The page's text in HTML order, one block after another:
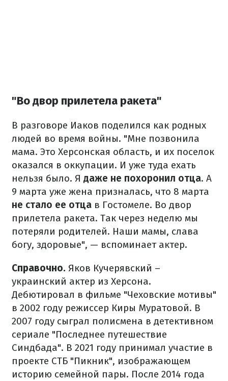
"Во двор прилетела ракета"
В разговоре Иаков поделился как родных
людей во время войны. "Мне позвонила
мама. Это Херсонская область, и их поселок
оказался в оккупации. И уже туда ехать
нельзя было. Я даже не похоронил отца. А
9 марта уже жена призналась, что 8 марта
не стало ее отца в Гостомеле. Во двор
прилетела ракета. Так через неделю мы
потеряли родителей. Наши мамы, слава
богу, здоровые", — вспоминает актер.
Справочно. Яков Кучерявский –
украинский актер из Херсона.
Дебютировал в фильме "Чеховские мотивы"
в 2002 году режиссер Киры Муратовой. В
2007 году сыграл полисмена в детективном
сериале "Последнее путешествие
Синдбада". В 2021 году принимал участие в
проекте СТБ "Пикник", изображающем
историю семейной пары. После 2014 года